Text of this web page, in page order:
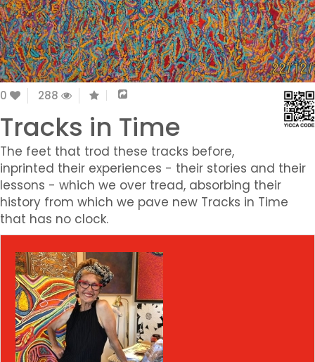
0 288
Tracks in Time
The feet that trod these tracks before,
inprinted their experiences - their stories and their
lessons - which we over tread, absorbing their
history from which we pave new Tracks in Time
that has no clock.